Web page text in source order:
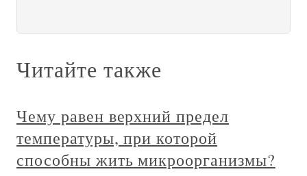
Читайте также
Чему равен верхний предел
температуры, при которой
способны жить микроорганизмы?